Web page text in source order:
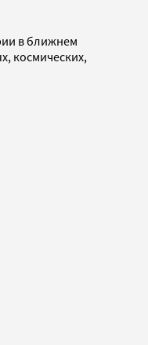
в ближнем
космических,